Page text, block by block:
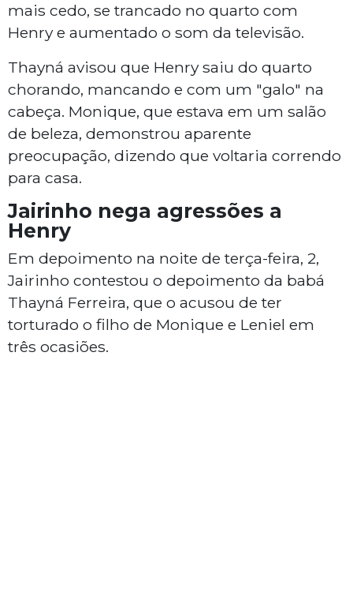
mais cedo, se trancado no quarto com
Henry e aumentado o som da televisão.
Thayná avisou que Henry saiu do quarto
chorando, mancando e com um "galo" na
cabeça. Monique, que estava em um salão
de beleza, demonstrou aparente
preocupação, dizendo que voltaria correndo
para casa.
Jairinho nega agressões a
Henry
Em depoimento na noite de terça-feira, 2,
Jairinho contestou o depoimento da babá
Thayná Ferreira, que o acusou de ter
torturado o filho de Monique e Leniel em
três ocasiões.